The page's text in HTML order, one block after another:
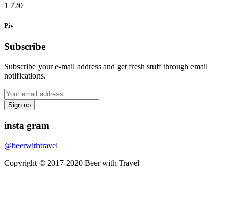
1 720
Piv
Subscribe
Subscribe your e-mail address and get fresh stuff through email
notifications.
Sign up
insta gram
@beerwithtravel
Copyright © 2017-2020 Beer with Travel